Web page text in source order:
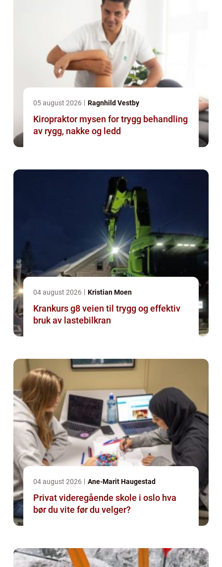
05 august 2026 Ragnhild Vestby
Kiropraktor mysen for trygg behandling
av rygg, nakke og ledd
04 august 2026 Kristian Moen
Krankurs g8 veien til trygg og effektiv
bruk av lastebilkran
04 august 2026 Ane-Marit Haugestad
Privat videregående skole i oslo hva
bør du vite før du velger?